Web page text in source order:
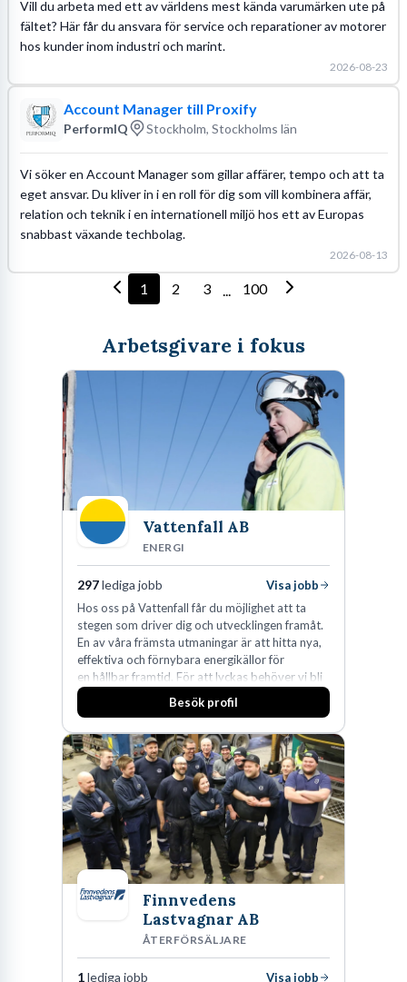
Vill du arbeta med ett av världens mest kända varumärken ute på
fältet? Här får du ansvara för service och reparationer av motorer
hos kunder inom industri och marint.
2026-08-23
Account Manager till Proxify
PerformIQ Stockholm, Stockholms län
Vi söker en Account Manager som gillar affärer, tempo och att ta
eget ansvar. Du kliver in i en roll för dig som vill kombinera affär,
relation och teknik i en internationell miljö hos ett av Europas
snabbast växande techbolag.
2026-08-13
1 2 3 ... 100
Arbetsgivare i fokus
Vattenfall AB
ENERGI
297lediga jobb
Visa jobb
Hos oss på Vattenfall får du möjlighet att ta
stegen som driver dig och utvecklingen framåt.
En av våra främsta utmaningar är att hitta nya,
effektiva och förnybara energikällor för
en hållbar framtid. För att lyckas behöver vi bli
fler medarbetare som vill göra skillnad.
Besök profil
Finnvedens
Lastvagnar AB
ÅTERFÖRSÄLJARE
1lediga jobb
Visa jobb